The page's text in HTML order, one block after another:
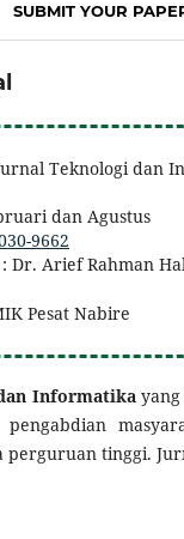
SUBMIT YOUR
Teknologi dan
dan Agustus
9662
: Dr. Arief Rahman
Pesat Nabire
Informatika
perguruan tinggi.